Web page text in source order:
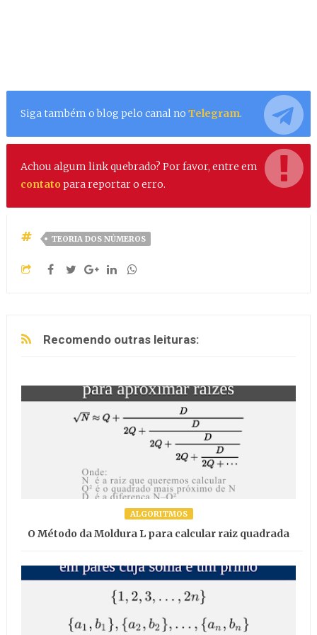
Siga também o blog pelo canal no Telegram.
Achou algum link quebrado? Por favor, entre em
contato para reportar o erro.
TEORIA DOS NÚMEROS
Recomendo outras leituras:
ALGORITMOS
O Método da Moldura L para calcular raiz quadrada